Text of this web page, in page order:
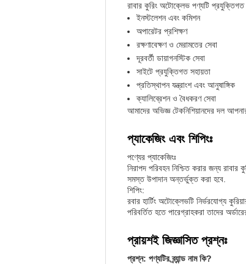
রাবার কুরিং অটোক্লেভ পণ্যটি প্রযুক্তিগত
ইনস্টলেশন এবং কমিশন
অপারেটর প্রশিক্ষণ
রক্ষণাবেক্ষণ ও মেরামতের সেবা
দূরবর্তী ডায়াগনস্টিক সেবা
সাইটে প্রযুক্তিগত সহায়তা
প্রতিস্থাপন যন্ত্রাংশ এবং আনুষাঙ্গিক
ক্যালিব্রেশন ও বৈধকরণ সেবা
আমাদের অভিজ্ঞ টেকনিশিয়ানদের দল
প্যাকেজিং এবং শিপিংঃ
পণ্যের প্যাকেজিংঃ
নিরাপদ পরিবহন নিশ্চিত করার জন্য
সমস্ত উপাদান অন্তর্ভুক্ত করা হবে.
শিপিং:
রবার হার্টিং অটোক্লেভটি নির্ভরযোগ্য
পরিবর্তিত হতে পারেগ্রাহকরা তাদের
প্রায়শই জিজ্ঞাসিত প্রশ্নঃ
প্রশ্ন: পণ্যটির ব্র্যান্ড নাম কি?